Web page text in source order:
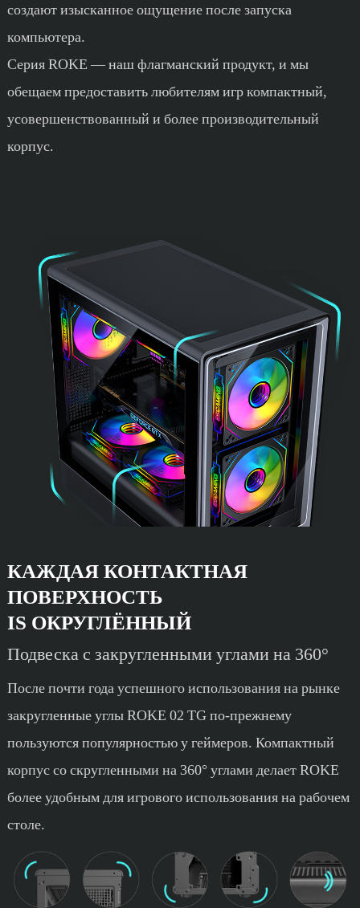
создают изысканное ощущение после запуска
компьютера.
Серия ROKE — наш флагманский продукт, и мы
обещаем предоставить любителям игр компактный,
усовершенствованный и более производительный
корпус.
КАЖДАЯ КОНТАКТНАЯ
ПОВЕРХНОСТЬ
IS ОКРУГЛЁННЫЙ
Подвеска с закругленными углами на 360°
После почти года успешного использования на рынке
закругленные углы ROKE 02 TG по-прежнему
пользуются популярностью у геймеров. Компактный
корпус со скругленными на 360° углами делает ROKE
более удобным для игрового использования на рабочем
столе.